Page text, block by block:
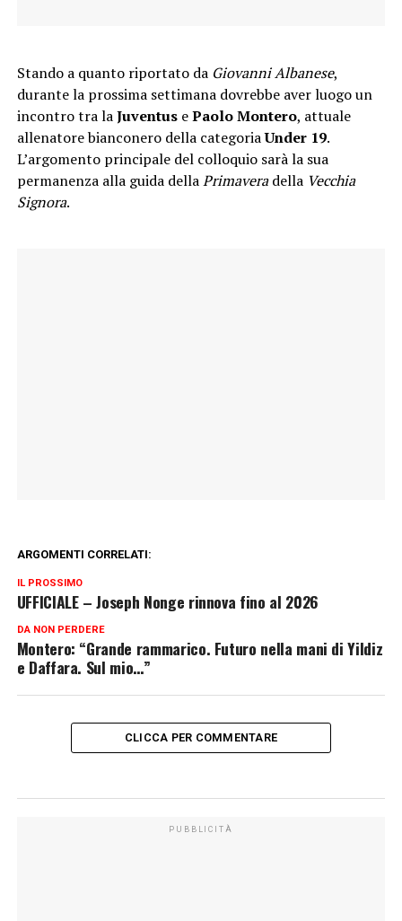
Stando a quanto riportato da Giovanni Albanese,
durante la prossima settimana dovrebbe aver luogo un
incontro tra laJuventus ePaolo Montero, attuale
allenatore bianconero della categoriaUnder 19.
L’argomento principale del colloquio sarà la sua
permanenza alla guida dellaPrimaveradella Vecchia
Signora.
ARGOMENTI CORRELATI:
IL PROSSIMO
UFFICIALE – Joseph Nonge rinnova fino al 2026
DA NON PERDERE
Montero: “Grande rammarico. Futuro nella mani di Yildiz
e Daffara. Sul mio…”
CLICCA PER COMMENTARE
PUBBLICITÀ